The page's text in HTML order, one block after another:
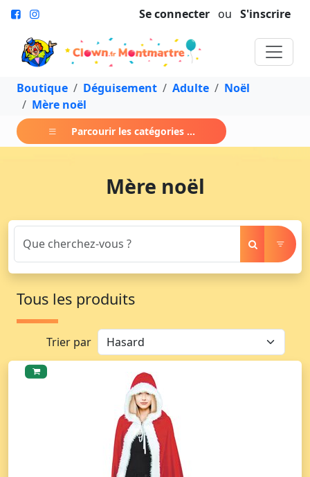
Se connecter ou S'inscrire
Boutique Déguisement Adulte
Noël
Mère noël
Parcourir les catégories ...
Mère noël
Tous les produits
Trier par